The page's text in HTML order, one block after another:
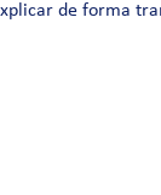
de forma